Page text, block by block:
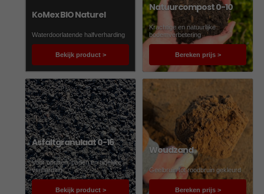
KoMex BIO Naturel
Waterdoorlatende halfverharding
Bekijk product >
Natuurcompost 0-10
Krachtige en natuurlijke
bodemverbetering
Bereken prijs >
Asfaltgranulaat 0-16
Voor opritten, paden en tijdelijke
verharding
Bekijk product >
Woudzand
Geelbruin tot roodbruin gekleurd
Bereken prijs >